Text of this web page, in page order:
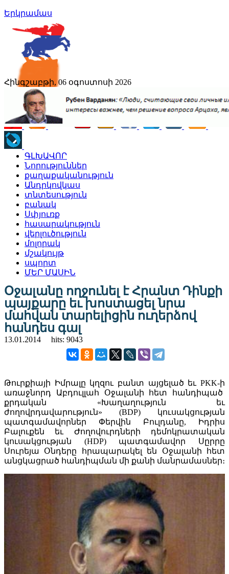
Երկրամաս
Հինգշաբթի, 06 օգոստոսի 2026
ԳԼԽԱՎՈՐ
Նորություններ
քաղաքականություն
Անդրկովկաս
տնտեսություն
բանակ
Սփյուռք
հասարակություն
վերլուծություն
մոլորակ
մշակույթ
սպորտ
ՄԵՐ ՄԱՍԻՆ
Օջալանը ողջունել է Հրանտ Դինքի
պայքարը եւ խոստացել նրա
մահվան տարելիցին ուղերձով
հանդես գալ
13.01.2014 hits: 9043
Թուրքիայի Իմրալը կղզու բանտ այցելած եւ PKK-ի
առաջնորդ Աբդուլլահ Օջալանի հետ հանդիպած
քրդական «Խաղաղություն եւ
ժողովրդավարություն» (BDP) կուսակցության
պատգամավորներ Փերվին Բուլդանը, Իդրիս
Բալուքեն եւ Ժողովուրդների դեմոկրատական
կուսակցության (HDP) պատգամավոր Սըրրը
Սուրեյա Օնդերը հրապարակել են Օջալանի հետ
անցկացրած հանդիպման մի քանի մանրամասներ։